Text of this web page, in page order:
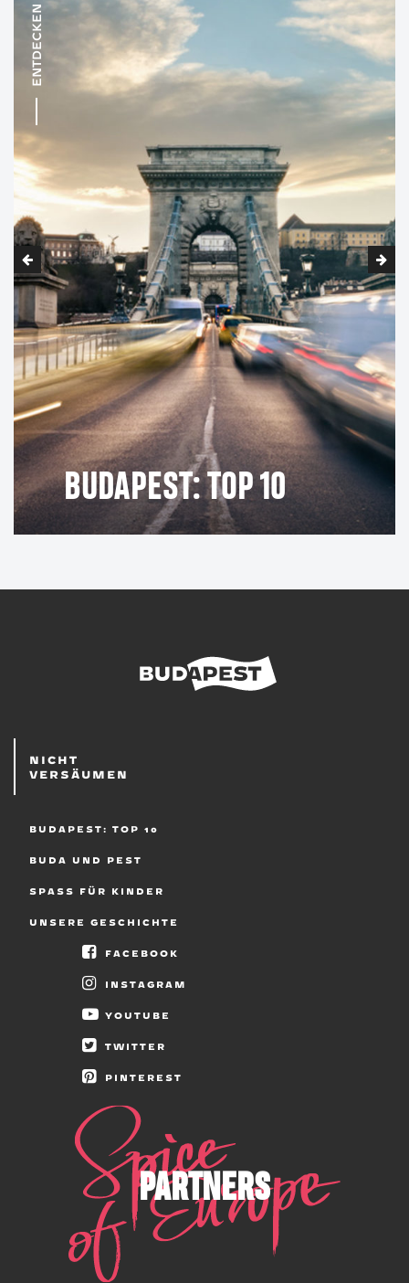
BUDAPEST: TOP 10
ENTDECKEN
NICHT
VERSÄUMEN
BUDAPEST: TOP 10
BUDA UND PEST
SPASS FÜR KINDER
UNSERE GESCHICHTE
FACEBOOK
INSTAGRAM
YOUTUBE
TWITTER
PINTEREST
PARTNERS